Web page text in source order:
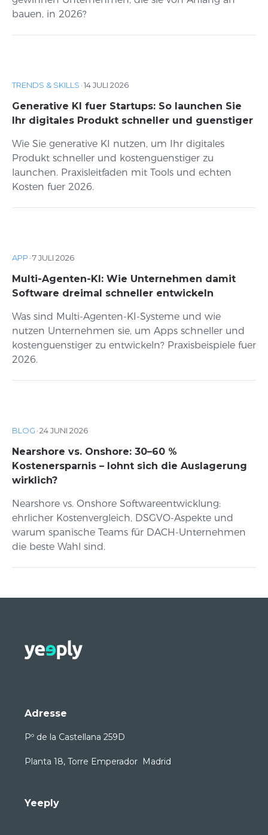
bauen, in 2026?
TRENDS & SKILLS ·14 JULI 2026
Generative KI fuer Startups: So launchen Sie
Ihr digitales Produkt schneller und guenstiger
Wie Sie generative KI nutzen, um Ihr digitales
Produkt schneller und kostenguenstiger zu
launchen. Praxisleitfaden mit Tools und echten
Kosten fuer 2026.
APP ·7 JULI 2026
Multi-Agenten-KI: Wie Unternehmen damit
Software dreimal schneller entwickeln
Was sind Multi-Agenten-KI-Systeme und wie
nutzen Unternehmen sie, um Apps schneller und
kostenguenstiger zu entwickeln? Praxisbeispiele fuer
2026.
BLOG ·24 JUNI 2026
Nearshore vs. Onshore: 30–60 %
Kostenersparnis – lohnt sich die Auslagerung
wirklich?
Nearshore vs. Onshore Softwareentwicklung:
ehrlicher Kostenvergleich, DSGVO-Aspekte und
warum spanische Teams für DACH-Unternehmen
die beste Wahl sind.
Adresse
Pº de la Castellana 259D
Planta 18, Torre Emperador Madrid
Yeeply